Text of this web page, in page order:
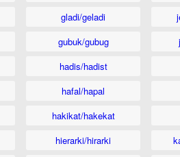
gladi/geladi
gubuk/gubug
hadis/hadist
hafal/hapal
hakikat/hakekat
hierarki/hirarki